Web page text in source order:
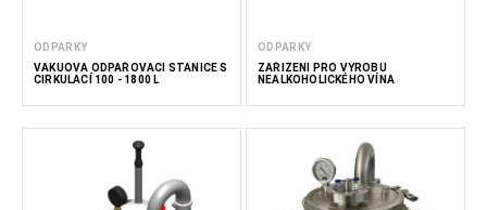
ODPARKY
VAKUOVÁ ODPAŘOVACÍ STANICE S
CIRKULACÍ 100 - 1800 L
ODPARKY
ZAŘÍZENÍ PRO VÝROBU
NEALKOHOLICKÉHO VÍNA